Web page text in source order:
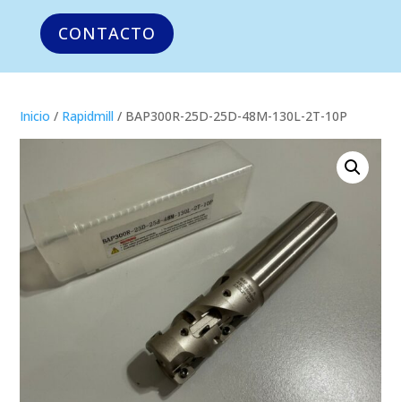
CONTACTO
Inicio / Rapidmill / BAP300R-25D-25D-48M-130L-2T-10P